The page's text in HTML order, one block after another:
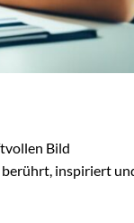
Bild
berührt, inspiriert